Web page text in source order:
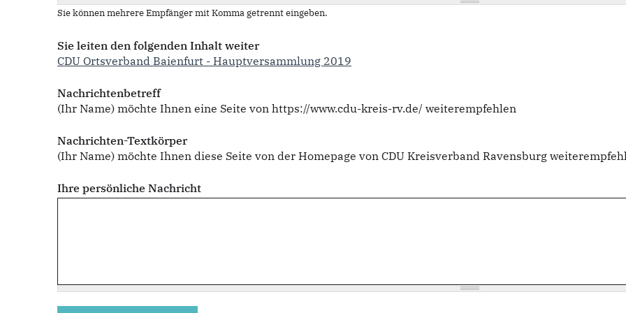
Sie können mehrere Empfänger mit Komma getrennt eingeben.
Sie leiten den folgenden Inhalt weiter
CDU Ortsverband Baienfurt - Hauptversammlung 2019
Nachrichtenbetreff
(Ihr Name) möchte Ihnen eine Seite von https://www.cdu-kreis-rv.de/ weiterempfehlen
Nachrichten-Textkörper
(Ihr Name) möchte Ihnen diese Seite von der Homepage von CDU Kreisverband Ravensburg
Ihre persönliche Nachricht